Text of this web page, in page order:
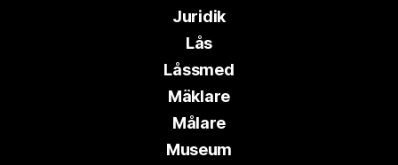
Juridik
Lås
Låssmed
Mäklare
Målare
Museum